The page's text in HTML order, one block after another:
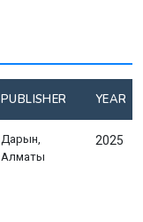
PUBLISHER YEAR
Дарын,
Алматы
2025